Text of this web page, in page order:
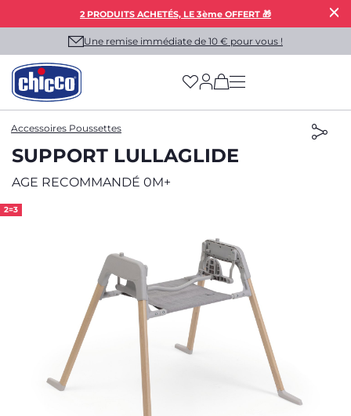
2 PRODUITS ACHETÉS, LE 3ème OFFERT 🎁
Une remise immédiate de 10 € pour vous !
(has more options
Accessoires Poussettes
SUPPORT LULLAGLIDE
AGE RECOMMANDÉ 0M+
2=3